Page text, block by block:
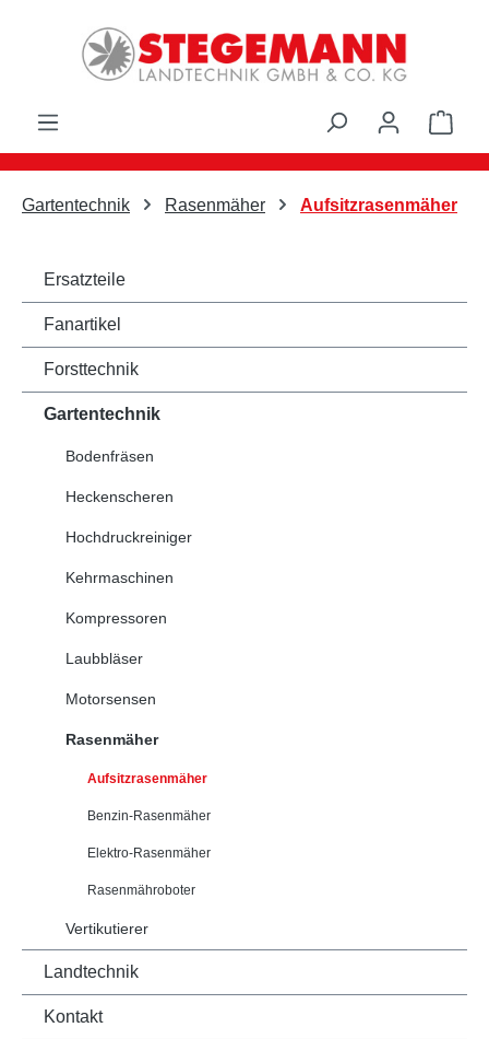
Zum Hauptinhalt springen
Gartentechnik Rasenmäher Aufsitzrasenmäher
Ersatzteile
Fanartikel
Forsttechnik
Gartentechnik
Bodenfräsen
Heckenscheren
Hochdruckreiniger
Kehrmaschinen
Kompressoren
Laubbläser
Motorsensen
Rasenmäher
Aufsitzrasenmäher
Benzin-Rasenmäher
Elektro-Rasenmäher
Rasenmähroboter
Vertikutierer
Landtechnik
Kontakt